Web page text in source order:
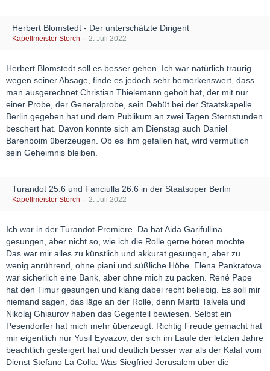
Herbert Blomstedt - Der unterschätzte Dirigent
Kapellmeister Storch 2. Juli 2022
Herbert Blomstedt soll es besser gehen. Ich war natürlich traurig
wegen seiner Absage, finde es jedoch sehr bemerkenswert, dass
man ausgerechnet Christian Thielemann geholt hat, der mit nur
einer Probe, der Generalprobe, sein Debüt bei der Staatskapelle
Berlin gegeben hat und dem Publikum an zwei Tagen Sternstunden
beschert hat. Davon konnte sich am Dienstag auch Daniel
Barenboim überzeugen. Ob es ihm gefallen hat, wird vermutlich
sein Geheimnis bleiben.
Turandot 25.6 und Fanciulla 26.6 in der Staatsoper Berlin
Kapellmeister Storch 2. Juli 2022
Ich war in der Turandot-Premiere. Da hat Aida Garifullina
gesungen, aber nicht so, wie ich die Rolle gerne hören möchte.
Das war mir alles zu künstlich und akkurat gesungen, aber zu
wenig anrührend, ohne piani und süßliche Höhe. Elena Pankratova
war sicherlich eine Bank, aber ohne mich zu packen. René Pape
hat den Timur gesungen und klang dabei recht beliebig. Es soll mir
niemand sagen, das läge an der Rolle, denn Martti Talvela und
Nikolaj Ghiaurov haben das Gegenteil bewiesen. Selbst ein
Pesendorfer hat mich mehr überzeugt. Richtig Freude gemacht hat
mir eigentlich nur Yusif Eyvazov, der sich im Laufe der letzten Jahre
beachtlich gesteigert hat und deutlich besser war als der Kalaf vom
Dienst Stefano La Colla. Was Siegfried Jerusalem über die